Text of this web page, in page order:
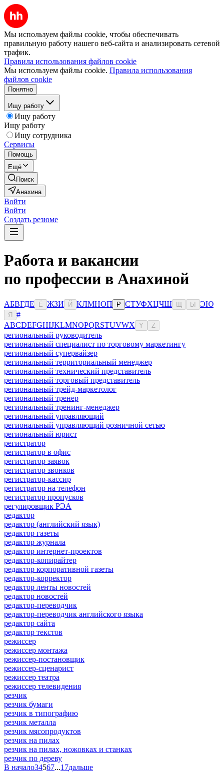
Мы используем файлы cookie, чтобы обеспечивать
правильную работу нашего веб-сайта и анализировать сетевой
трафик.
Правила использования файлов cookie
Мы используем файлы cookie. Правила использования
файлов cookie
Понятно
Ищу работу
Ищу работу
Ищу работу
Ищу сотрудника
Сервисы
Помощь
Ещё
Поиск
Анахина
Войти
Войти
Создать резюме
Работа и вакансии
по профессии в Анахиной
АБВГДЕ Ё ЖЗИ Й КЛМНОП Р СТУФХЦЧШ Ы ЭЮ
Я
#
ABCDEFGHIJKLMNOPQRSTUVWX Y Z
региональный руководитель
региональный специалист по торговому маркетингу
региональный супервайзер
региональный территориальный менеджер
региональный технический представитель
региональный торговый представитель
региональный трейд-маркетолог
региональный тренер
региональный тренинг-менеджер
региональный управляющий
региональный управляющий розничной сетью
региональный юрист
регистратор
регистратор в офис
регистратор заявок
регистратор звонков
регистратор-кассир
регистратор на телефон
регистратор пропусков
регулировщик РЭА
редактор
редактор (английский язык)
редактор газеты
редактор журнала
редактор интернет-проектов
редактор-копирайтер
редактор корпоративной газеты
редактор-корректор
редактор ленты новостей
редактор новостей
редактор-переводчик
редактор-переводчик английского языка
редактор сайта
редактор текстов
режиссер
режиссер монтажа
режиссер-постановщик
режиссер-сценарист
режиссер театра
режиссер телевидения
резчик
резчик бумаги
резчик в типографию
резчик металла
резчик мясопродуктов
резчик на пилах
резчик на пилах, ножовках и станках
резчик по дереву
В начало34567...17дальше